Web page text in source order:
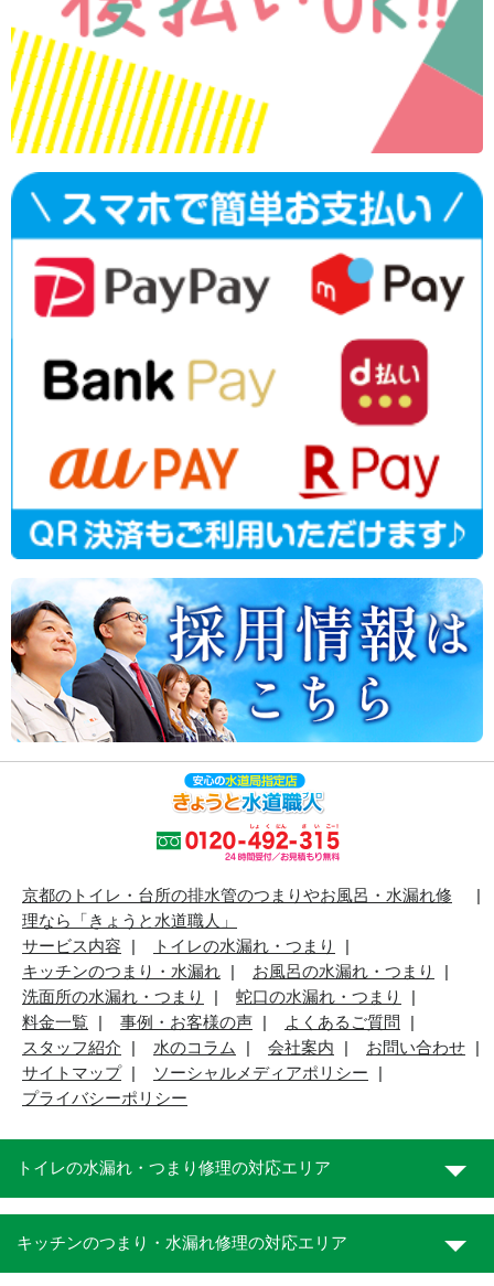
京都のトイレ・台所の排水管のつまりやお風呂・水漏れ修
理なら「きょうと水道職人」
サービス内容
トイレの水漏れ・つまり
キッチンのつまり・水漏れ
お風呂の水漏れ・つまり
洗面所の水漏れ・つまり
蛇口の水漏れ・つまり
料金一覧
事例・お客様の声
よくあるご質問
スタッフ紹介
水のコラム 会社案内
お問い合わせ
サイトマップ
ソーシャルメディアポリシー
プライバシーポリシー
トイレの水漏れ・つまり修理の対応エリア
キッチンのつまり・水漏れ修理の対応エリア